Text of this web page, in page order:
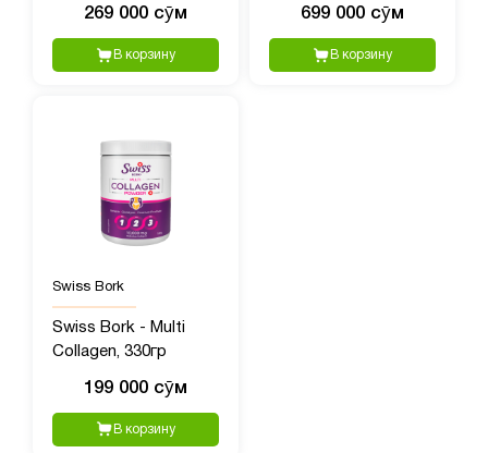
269 000 сӯм
В корзину
699 000 сӯм
В корзину
Swiss Bork
Swiss Bork - Multi
Collagen, 330гр
199 000 сӯм
В корзину